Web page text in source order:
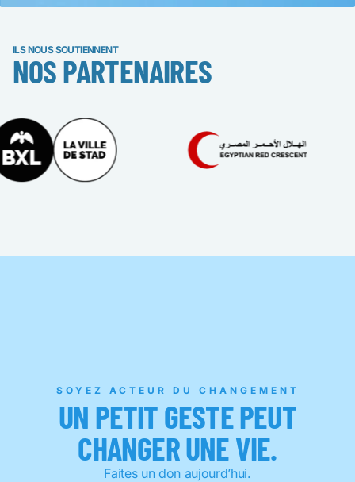
ILS NOUS SOUTIENNENT
NOS PARTENAIRES
SOYEZ ACTEUR DU CHANGEMENT
UN PETIT GESTE PEUT
CHANGER UNE VIE.
Faites un don aujourd’hui.